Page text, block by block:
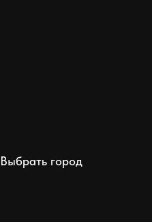
Выбрать город